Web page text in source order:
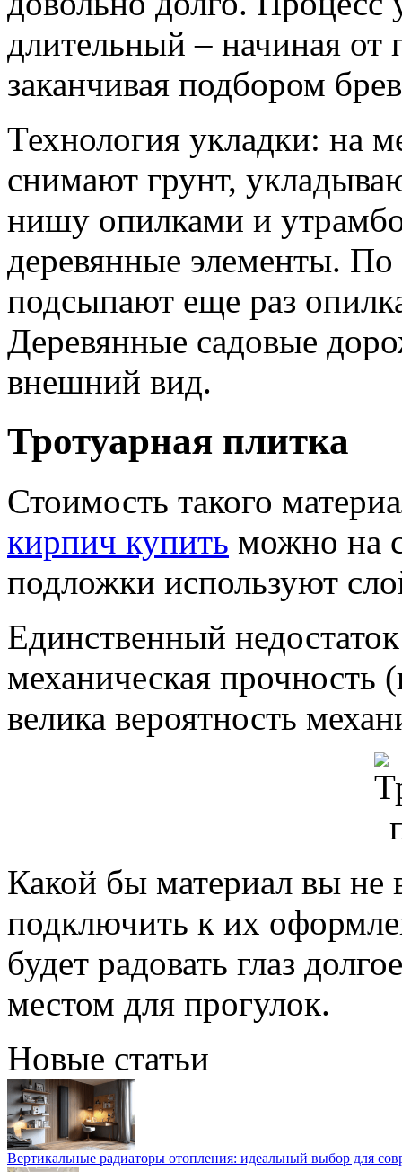
длительный – начиная
заканчивая подбором
Технология укладки: на
снимают грунт,
нишу опилками и
деревянные элементы.
подсыпают еще раз
Деревянные садовые
внешний вид.
Тротуарная плитка
Стоимость такого
кирпич купить можно на
подложки используют
Единственный
механическая прочность
велика вероятность
Какой бы материал вы не
подключить к их
будет радовать глаз
местом для прогулок.
Новые статьи
Вертикальные радиаторы отопления: идеальный выбор для